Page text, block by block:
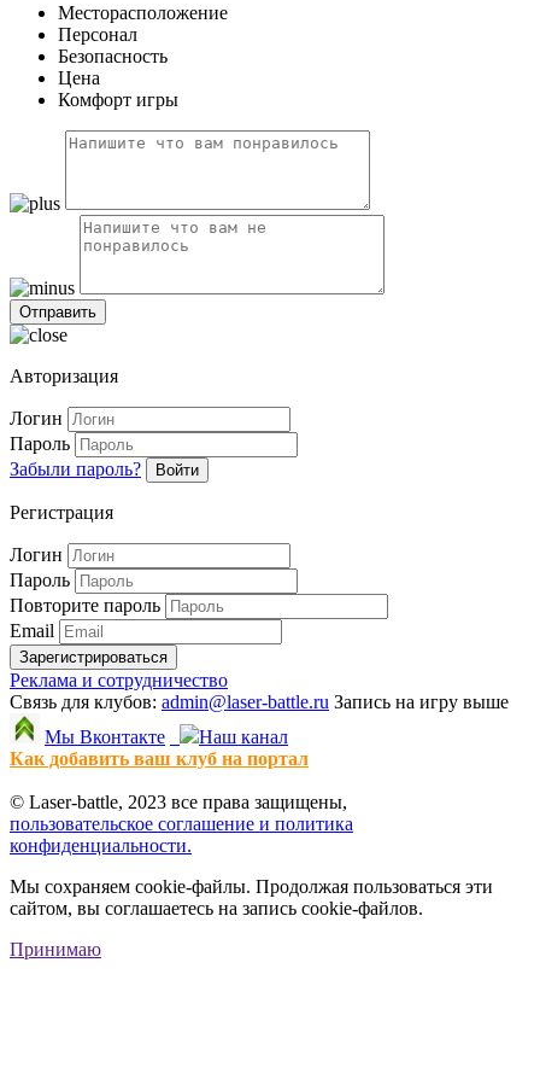
Месторасположение
Персонал
Безопасность
Цена
Комфорт игры
Авторизация
Логин
Пароль
Забыли пароль?
Войти
Регистрация
Логин
Пароль
Повторите пароль
Email
Зарегистрироваться
Реклама и сотрудничество
Связь для клубов: admin@laser-battle.ru Запись на игру выше
Мы Вконтакте
Наш канал
Как добавить ваш клуб на портал
© Laser-battle, 2023 все права защищены,
пользовательское соглашение и политика
конфиденциальности.
Мы сохраняем cookie-файлы. Продолжая пользоваться эти
сайтом, вы соглашаетесь на запись cookie-файлов.
Принимаю